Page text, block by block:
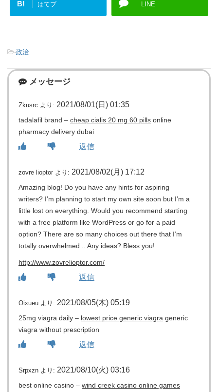
B! はてブ LINE
-政治
メッセージ
Zkusrc より: 2021/08/01(日) 01:35
tadalafil brand – cheap cialis 20 mg 60 pills online
pharmacy delivery dubai
返信
zovre lioptor より: 2021/08/02(月) 17:12
Amazing blog! Do you have any hints for aspiring
writers? I’m planning to start my own site soon but I’m a
little lost on everything. Would you recommend starting
with a free platform like WordPress or go for a paid
option? There are so many choices out there that I’m
totally overwhelmed .. Any ideas? Bless you!
http://www.zovrelioptor.com/
返信
Oixueu より: 2021/08/05(木) 05:19
25mg viagra daily – lowest price generic viagra generic
viagra without prescription
返信
Srpxzn より: 2021/08/10(火) 03:16
best online casino – wind creek casino online games